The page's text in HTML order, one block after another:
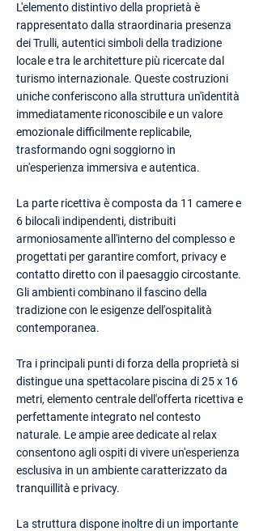
L'elemento distintivo della proprietà è
rappresentato dalla straordinaria presenza
dei Trulli, autentici simboli della tradizione
locale e tra le architetture più ricercate dal
turismo internazionale. Queste costruzioni
uniche conferiscono alla struttura un'identità
immediatamente riconoscibile e un valore
emozionale difficilmente replicabile,
trasformando ogni soggiorno in
un'esperienza immersiva e autentica.
La parte ricettiva è composta da 11 camere e
6 bilocali indipendenti, distribuiti
armoniosamente all'interno del complesso e
progettati per garantire comfort, privacy e
contatto diretto con il paesaggio circostante.
Gli ambienti combinano il fascino della
tradizione con le esigenze dell'ospitalità
contemporanea.
Tra i principali punti di forza della proprietà si
distingue una spettacolare piscina di 25 x 16
metri, elemento centrale dell'offerta ricettiva e
perfettamente integrato nel contesto
naturale. Le ampie aree dedicate al relax
consentono agli ospiti di vivere un'esperienza
esclusiva in un ambiente caratterizzato da
tranquillità e privacy.
La struttura dispone inoltre di un importante